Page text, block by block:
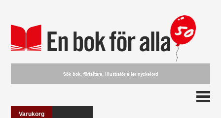
Varukorg